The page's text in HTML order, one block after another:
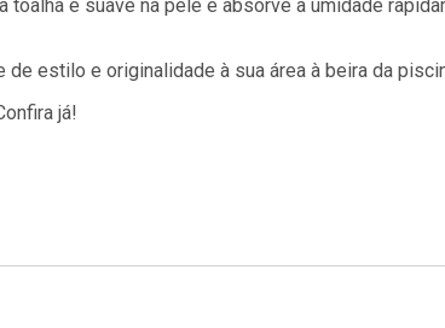
toalha é suave na pele e absorve a umidade
estilo e originalidade à sua área à beira da
já!